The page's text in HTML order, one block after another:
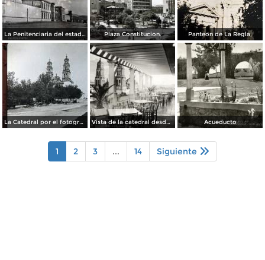
La Penitenciaria del estado. Plaza Constitucion. Panteon de La Regla,
La Catedral por el fotografo William H. Rau.. Vista de la catedral desde el Hotel Palacio Hilton Acueducto
1 2 3 ... 14 Siguiente